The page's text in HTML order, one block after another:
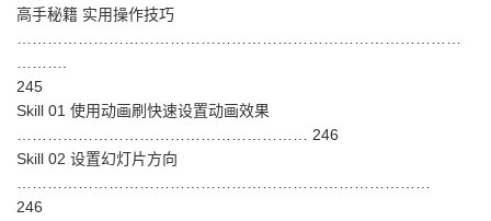
高手秘籍 实用操作技巧
245
Skill 01 使用动画刷快速设置动画效果
………………………………………………… 246
Skill 02 设置幻灯片方向
246